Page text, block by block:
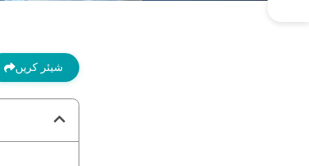
شیئر کریں